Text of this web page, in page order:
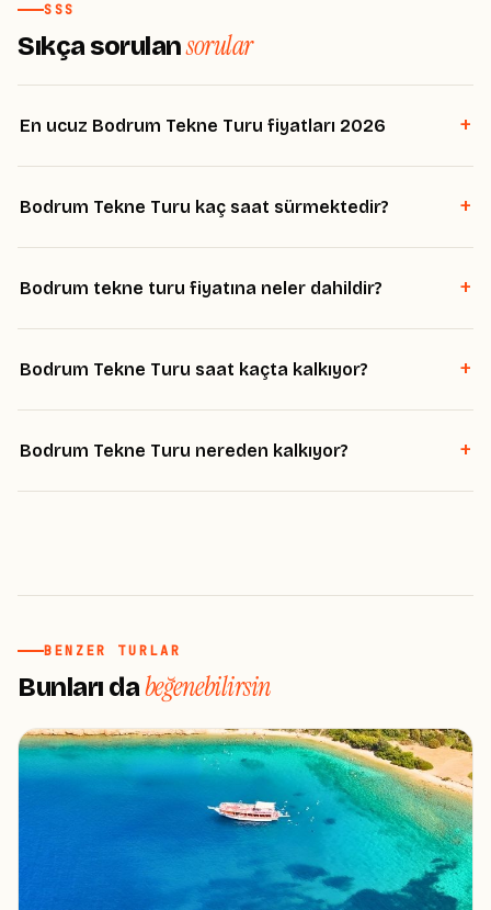
SSS
Sıkça sorulansorular
En ucuz Bodrum Tekne Turu fiyatları 2026 +
Bodrum Tekne Turu kaç saat sürmektedir? +
Bodrum tekne turu fiyatına neler dahildir? +
Bodrum Tekne Turu saat kaçta kalkıyor? +
Bodrum Tekne Turu nereden kalkıyor? +
BENZER TURLAR
Bunları dabeğenebilirsin